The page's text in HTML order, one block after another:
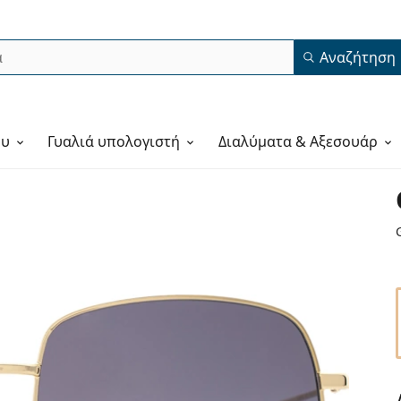
Αναζήτηση
Γυαλιά υπολογιστή Διαλύματα & Αξεσουάρ